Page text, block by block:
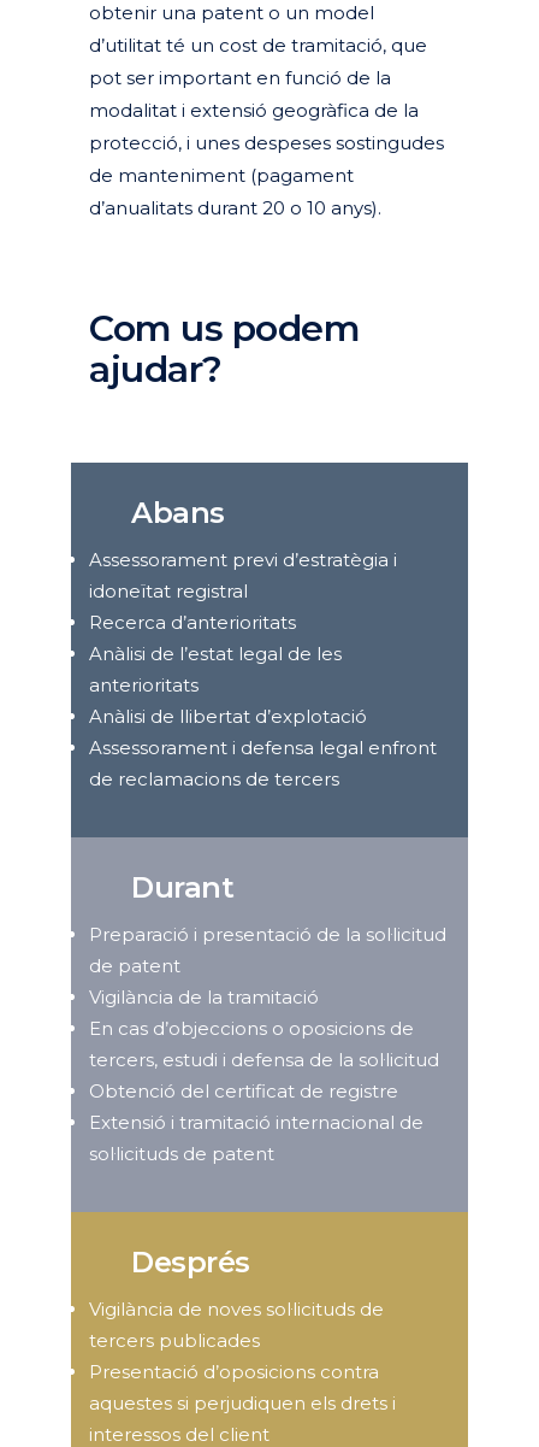
obtenir una patent o un model
d’utilitat té un cost de tramitació, que
pot ser important en funció de la
modalitat i extensió geogràfica de la
protecció, i unes despeses sostingudes
de manteniment (pagament
d’anualitats durant 20 o 10 anys).
Com us podem
ajudar?
Abans
Assessorament previ d’estratègia i
idoneïtat registral
Recerca d’anterioritats
Anàlisi de l’estat legal de les
anterioritats
Anàlisi de llibertat d’explotació
Assessorament i defensa legal enfront
de reclamacions de tercers
Durant
Preparació i presentació de la sol·licitud
de patent
Vigilància de la tramitació
En cas d’objeccions o oposicions de
tercers, estudi i defensa de la sol·licitud
Obtenció del certificat de registre
Extensió i tramitació internacional de
sol·licituds de patent
Després
Vigilància de noves sol·licituds de
tercers publicades
Presentació d’oposicions contra
aquestes si perjudiquen els drets i
interessos del client